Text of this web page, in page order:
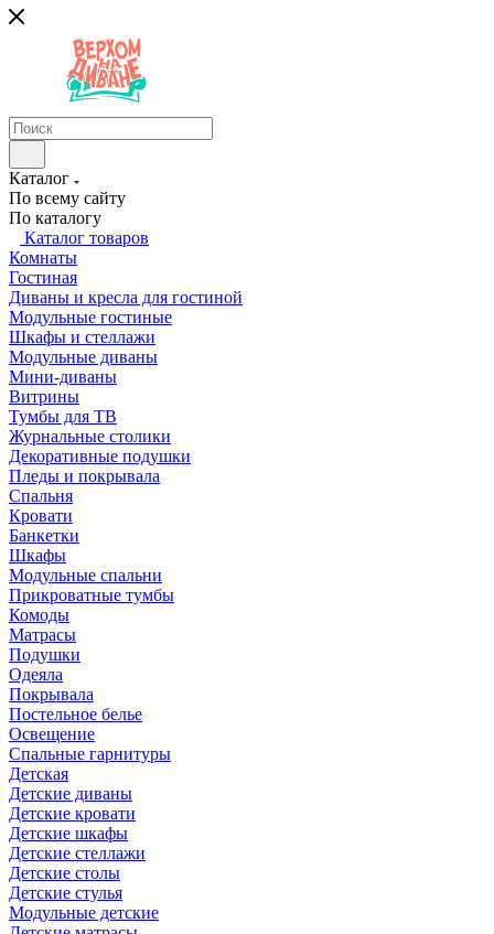
Каталог
По всему сайту
По каталогу
Каталог товаров
Комнаты
Гостиная
Диваны и кресла для гостиной
Модульные гостиные
Шкафы и стеллажи
Модульные диваны
Мини-диваны
Витрины
Тумбы для ТВ
Журнальные столики
Декоративные подушки
Пледы и покрывала
Спальня
Кровати
Банкетки
Шкафы
Модульные спальни
Прикроватные тумбы
Комоды
Матрасы
Подушки
Одеяла
Покрывала
Постельное белье
Освещение
Спальные гарнитуры
Детская
Детские диваны
Детские кровати
Детские шкафы
Детские стеллажи
Детские столы
Детские стулья
Модульные детские